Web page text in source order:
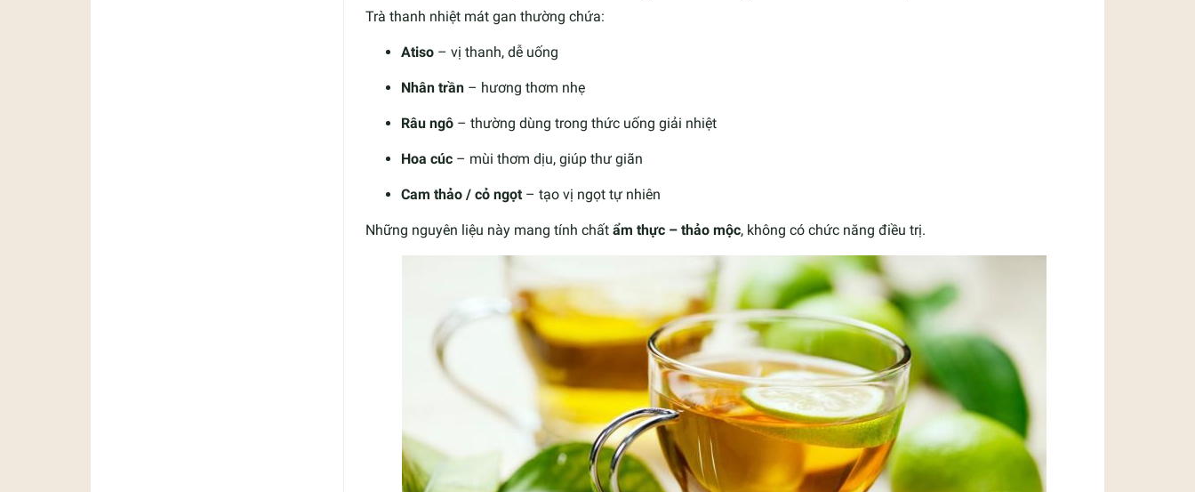
Trà thanh nhiệt mát gan thường chứa:
Atiso – vị thanh, dễ uống
Nhân trần – hương thơm nhẹ
Râu ngô – thường dùng trong thức uống giải nhiệt
Hoa cúc – mùi thơm dịu, giúp thư giãn
Cam thảo / cỏ ngọt – tạo vị ngọt tự nhiên
Những nguyên liệu này mang tính chất ẩm thực – thảo mộc, không có chức năng điều trị.